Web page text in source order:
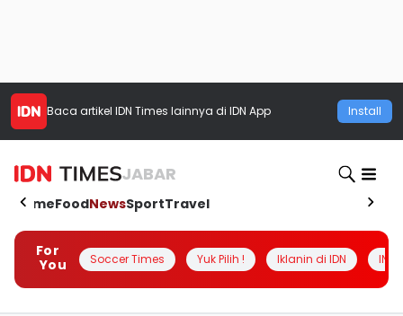
Baca artikel IDN Times lainnya di IDN App Install
JABAR
HomeFoodNewsSportTravel
For
You
Soccer Times Yuk Pilih ! Iklanin di IDN